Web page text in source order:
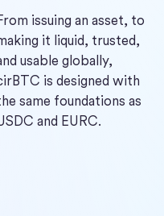
issuing an asset, to
it liquid, trusted,
usable globally,
is designed with
same foundations as
and EURC.